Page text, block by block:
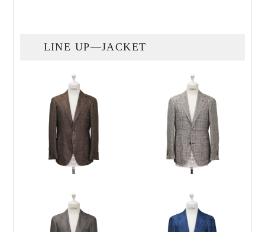
LINE UP—JACKET